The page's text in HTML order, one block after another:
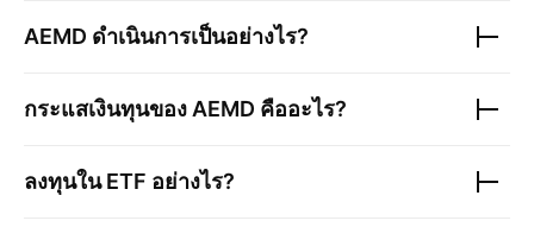
AEMD ดำเนินการเป็นอย่างไร?
กระแสเงินทุนของ AEMD คืออะไร?
ลงทุนใน ETF อย่างไร?